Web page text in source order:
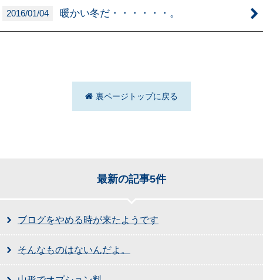
2016/01/04 暖かい冬だ・・・・・・。
裏ページトップに戻る
最新の記事5件
ブログをやめる時が来たようです
そんなものはないんだよ。